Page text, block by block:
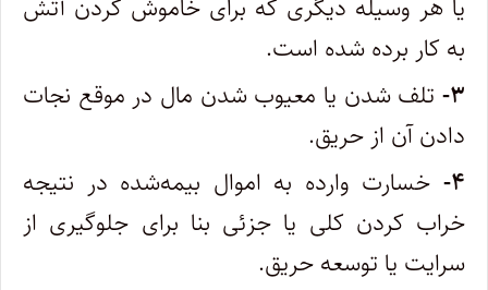
یا هر وسیله دیگری که برای خاموش کردن آتش
به کار برده شده است.
۳- تلف شدن یا معیوب شدن مال در موقع نجات
دادن آن از حریق.
۴- خسارت وارده به اموال بیمه‌شده در نتیجه
خراب کردن کلی یا جزئی بنا برای جلوگیری از
سرایت یا توسعه حریق.